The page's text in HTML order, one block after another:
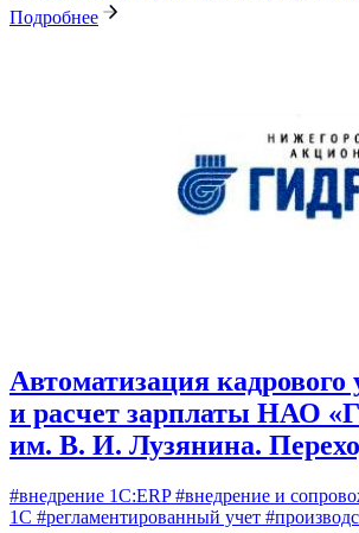
Подробнее
Автоматизация кадрового
и расчет зарплаты НАО
им. В. И. Лузянина.
#внедрение 1С:ERP #внедрение и
1С #регламентированный учет